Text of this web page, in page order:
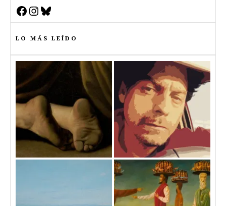
Facebook
Instagram
Bluesky
LO MÁS LEÍDO